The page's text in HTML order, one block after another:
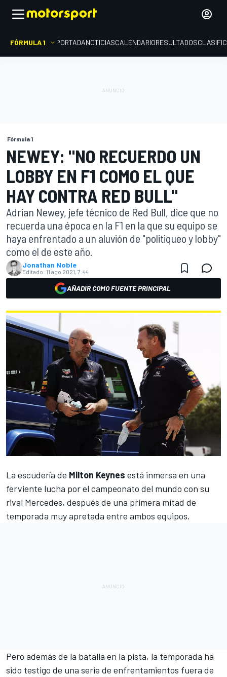
FÓRMULA 1 PORTADANOTICIASCALENDARIORESULTADOS
Fórmula 1
NEWEY: "NO RECUERDO UN
LOBBY EN F1 COMO EL QUE
HAY CONTRA RED BULL"
Adrian Newey, jefe técnico de Red Bull, dice que no
recuerda una época en la F1 en la que su equipo se
haya enfrentado a un aluvión de "politiqueo y lobby"
como el de este año.
Jonathan Noble
Editado: 11 ago 2021, 7:44
AÑADIR COMO FUENTE PRINCIPAL
La escudería de Milton Keynes está inmersa en una
ferviente lucha por el campeonato del mundo con su
rival Mercedes, después de una primera mitad de
temporada muy apretada entre ambos equipos.
Pero además de la batalla en la pista, la temporada ha
sido testigo de una serie de enfrentamientos fuera de